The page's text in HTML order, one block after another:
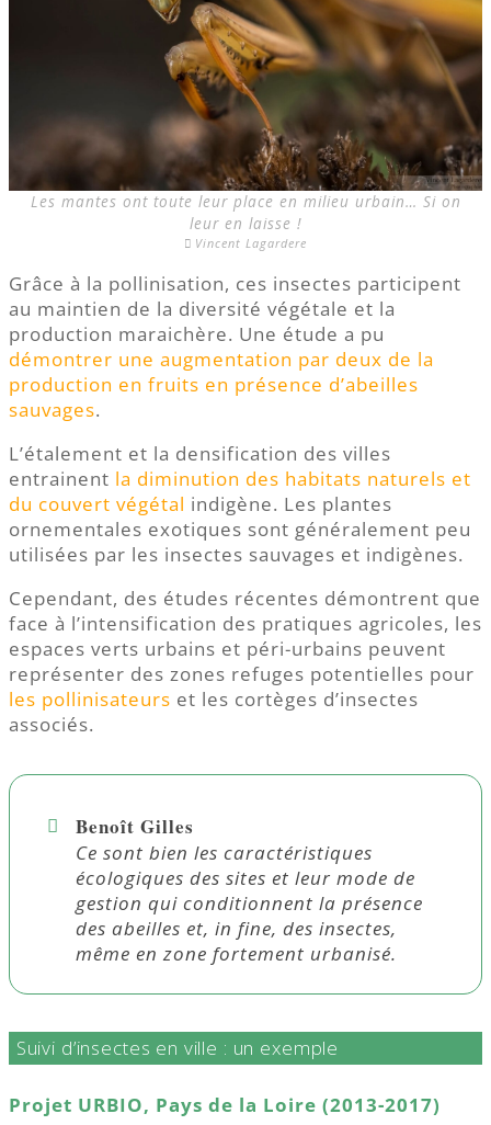
Les mantes ont toute leur place en milieu urbain… Si on
leur en laisse !
Vincent Lagardere
Grâce à la pollinisation, ces insectes participent
au maintien de la diversité végétale et la
production maraichère. Une étude a pu
démontrer une augmentation par deux de la
production en fruits en présence d’abeilles
sauvages.
L’étalement et la densification des villes
entrainent la diminution des habitats naturels et
du couvert végétal indigène. Les plantes
ornementales exotiques sont généralement peu
utilisées par les insectes sauvages et indigènes.
Cependant, des études récentes démontrent que
face à l’intensification des pratiques agricoles, les
espaces verts urbains et péri-urbains peuvent
représenter des zones refuges potentielles pour
les pollinisateurs et les cortèges d’insectes
associés.
Benoît Gilles
Ce sont bien les caractéristiques
écologiques des sites et leur mode de
gestion qui conditionnent la présence
des abeilles et, in fine, des insectes,
même en zone fortement urbanisé.
Suivi d’insectes en ville : un exemple
Projet URBIO, Pays de la Loire (2013-2017)